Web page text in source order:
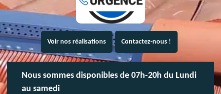
Voir nos réalisations Contactez-nous !
Nous sommes disponibles de 07h-20h du Lundi
au samedi